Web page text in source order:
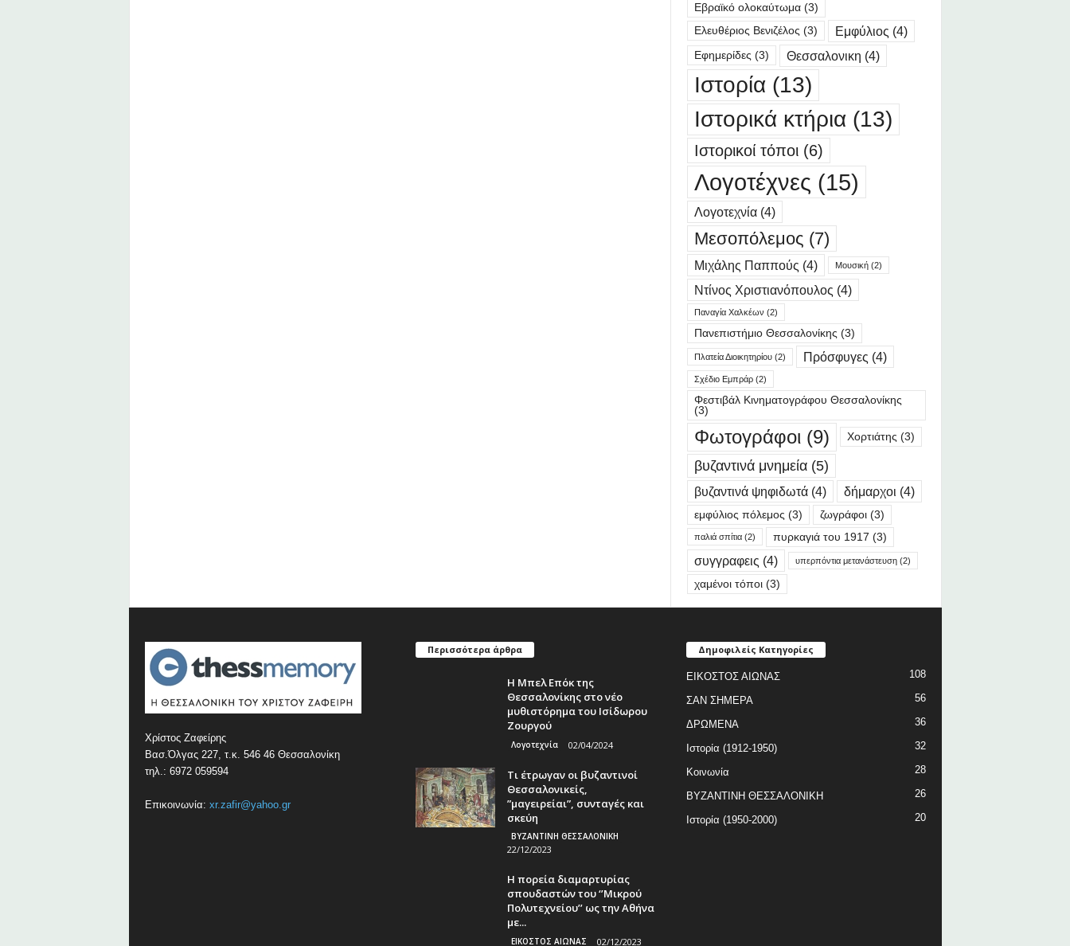
Εβραϊκό ολοκαύτωμα(3)
Ελευθέριος Βενιζέλος (3) Εμφύλιος (4)
Εφημερίδες (3) Θεσσαλονικη (4)
Ιστορία(13)
Ιστορικά κτήρια(13)
Ιστορικοί τόποι(6)
Λογοτέχνες (15)
Λογοτεχνία(4)
Μεσοπόλεμος (7)
Μιχάλης Παππούς (4) Μουσική(2)
Ντίνος Χριστιανόπουλος (4)
Παναγία Χαλκέων (2)
Πανεπιστήμιο Θεσσαλονίκης (3)
Πλατεία Διοικητηρίου(2) Πρόσφυγες (4)
Σχέδιο Εμπράρ(2)
Φεστιβάλ Κινηματογράφου Θεσσαλονίκης
(3)
Φωτογράφοι (9) Χορτιάτης (3)
βυζαντινά μνημεία(5)
βυζαντινά ψηφιδωτά(4) δήμαρχοι (4)
εμφύλιος πόλεμος (3) ζωγράφοι(3)
παλιά σπίτια(2) πυρκαγιά του 1917 (3)
συγγραφεις (4) υπερπόντια μετανάστευση(2)
χαμένοι τόποι(3)
Χρίστος Ζαφείρης
Βασ.Όλγας 227, τ.κ. 546 46 Θεσσαλονίκη
τηλ.: 6972 059594
Επικοινωνία: xr.zafir@yahoo.gr
Περισσότερα άρθρα
Η Μπελ Επόκ της
Θεσσαλονίκης στο νέο
μυθιστόρημα του Ισίδωρου
Ζουργού
Λογοτεχνία 02/04/2024
Τι έτρωγαν οι βυζαντινοί
Θεσσαλονικείς,
”μαγειρείαι”, συνταγές και
σκεύη
ΒΥΖΑΝΤΙΝΗ ΘΕΣΣΑΛΟΝΙΚΗ
22/12/2023
Η πορεία διαμαρτυρίας
σπουδαστών του ‘’Μικρού
Πολυτεχνείου’’ ως την Αθήνα
με...
ΕΙΚΟΣΤΟΣ ΑΙΩΝΑΣ 02/12/2023
Δημοφιλείς Κατηγορίες
ΕΙΚΟΣΤΟΣ ΑΙΩΝΑΣ 108
ΣΑΝ ΣΗΜΕΡΑ 56
ΔΡΩΜΕΝΑ 36
Ιστορία (1912-1950) 32
Κοινωνία 28
ΒΥΖΑΝΤΙΝΗ ΘΕΣΣΑΛΟΝΙΚΗ 26
Ιστορία (1950-2000) 20